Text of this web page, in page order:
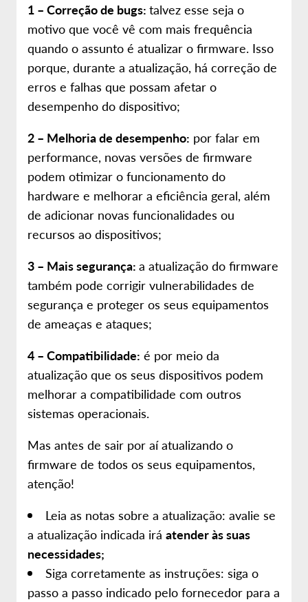
1 – Correção de bugs: talvez esse seja o
motivo que você vê com mais frequência
quando o assunto é atualizar o firmware. Isso
porque, durante a atualização, há correção de
erros e falhas que possam afetar o
desempenho do dispositivo;
2 – Melhoria de desempenho: por falar em
performance, novas versões de firmware
podem otimizar o funcionamento do
hardware e melhorar a eficiência geral, além
de adicionar novas funcionalidades ou
recursos ao dispositivos;
3 – Mais segurança: a atualização do firmware
também pode corrigir vulnerabilidades de
segurança e proteger os seus equipamentos
de ameaças e ataques;
4 – Compatibilidade: é por meio da
atualização que os seus dispositivos podem
melhorar a compatibilidade com outros
sistemas operacionais.
Mas antes de sair por aí atualizando o
firmware de todos os seus equipamentos,
atenção!
Leia as notas sobre a atualização: avalie se
a atualização indicada irá atender às suas
necessidades;
Siga corretamente as instruções: siga o
passo a passo indicado pelo fornecedor para a